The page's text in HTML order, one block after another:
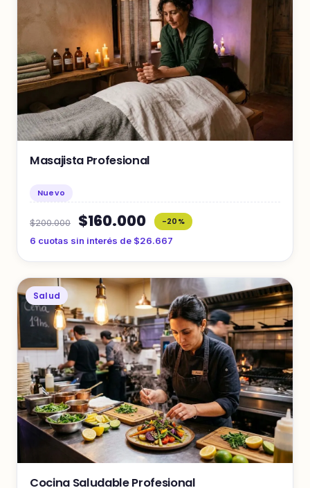
Masajista Profesional
Nuevo
$200.000 $160.000
-20%
6 cuotas sin interés de $26.667
Salud
Cocina Saludable Profesional